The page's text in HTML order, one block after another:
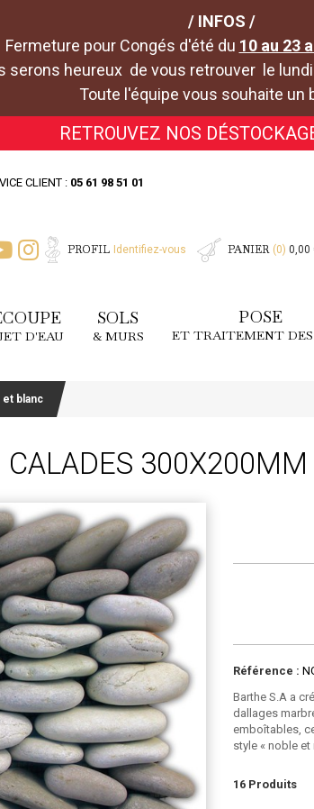
/ INFOS /
Fermeture pour Congés d'été du 10 au 23
serons heureux de vous retrouver le
Toute l'équipe vous souhaite un
RETROUVEZ NOS
CLIENT : 05 61 98 51 01
PROFIL Identifiez-vous PANIER (0) 0,00
D'EAU
SOLS
& MURS
POSE
ET TRAITEMENT DES
et blanc
CALADES
Référence :
Barthe S.A a
dallages
emboîtables,
style « noble
16 Produits